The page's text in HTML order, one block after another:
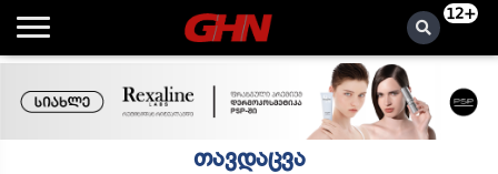
12+
თავდაცვა